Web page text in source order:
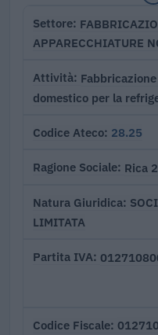
Settore
APPARECCHIATURE
Attività
domestico per la
Codice Ateco 28.25
Ragione Sociale Rica
Natura Giuridica
LIMITATA
Partita IVA
Codice Fiscale